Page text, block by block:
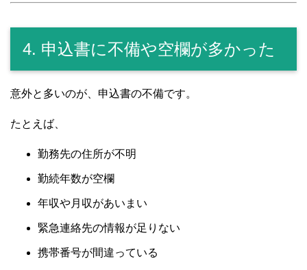
4. 申込書に不備や空欄が多かった
意外と多いのが、申込書の不備です。
たとえば、
勤務先の住所が不明
勤続年数が空欄
年収や月収があいまい
緊急連絡先の情報が足りない
携帯番号が間違っている